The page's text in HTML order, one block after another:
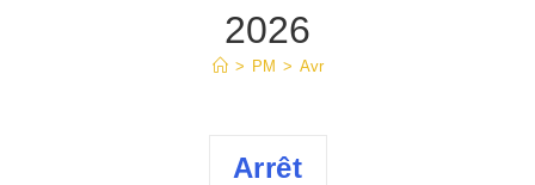
2026
> PM > Avr
Arrêt